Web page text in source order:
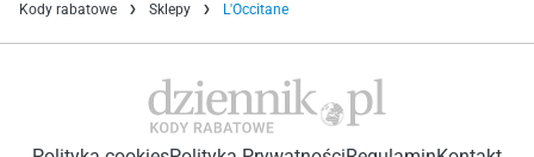
Kody rabatowe Sklepy L'Occitane